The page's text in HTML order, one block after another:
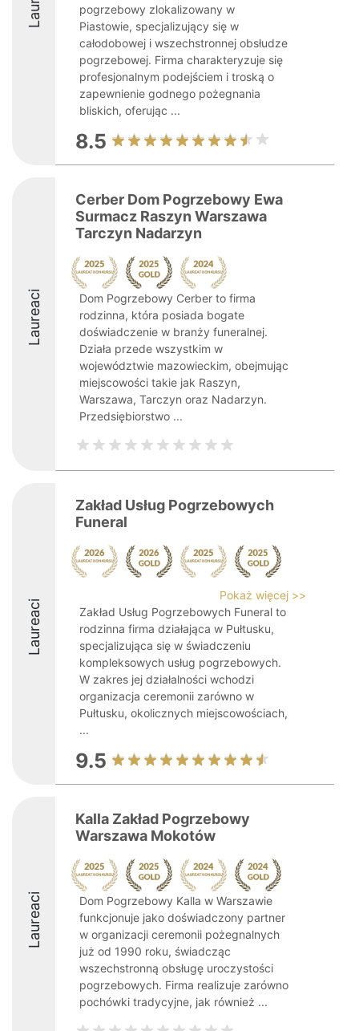
pogrzebowy zlokalizowany w
Piastowie, specjalizujący się w
całodobowej i wszechstronnej obsłudze
pogrzebowej. Firma charakteryzuje się
profesjonalnym podejściem i troską o
zapewnienie godnego pożegnania
bliskich, oferując ...
8.5
Laureaci
Cerber Dom Pogrzebowy Ewa
Surmacz Raszyn Warszawa
Tarczyn Nadarzyn
Dom Pogrzebowy Cerber to firma
rodzinna, która posiada bogate
doświadczenie w branży funeralnej.
Działa przede wszystkim w
województwie mazowieckim, obejmując
miejscowości takie jak Raszyn,
Warszawa, Tarczyn oraz Nadarzyn.
Przedsiębiorstwo ...
Laureaci
Zakład Usług Pogrzebowych
Funeral
Pokaż więcej >>
Zakład Usług Pogrzebowych Funeral to
rodzinna firma działająca w Pułtusku,
specjalizująca się w świadczeniu
kompleksowych usług pogrzebowych.
W zakres jej działalności wchodzi
organizacja ceremonii zarówno w
Pułtusku, okolicznych miejscowościach,
...
9.5
Laureaci
Kalla Zakład Pogrzebowy
Warszawa Mokotów
Dom Pogrzebowy Kalla w Warszawie
funkcjonuje jako doświadczony partner
w organizacji ceremonii pożegnalnych
już od 1990 roku, świadcząc
wszechstronną obsługę uroczystości
pogrzebowych. Firma realizuje zarówno
pochówki tradycyjne, jak również ...